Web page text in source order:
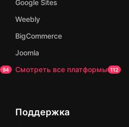
94
Google Sites
Weebly
BigCommerce
Joomla
Смотреть все платформы 112
Поддержка